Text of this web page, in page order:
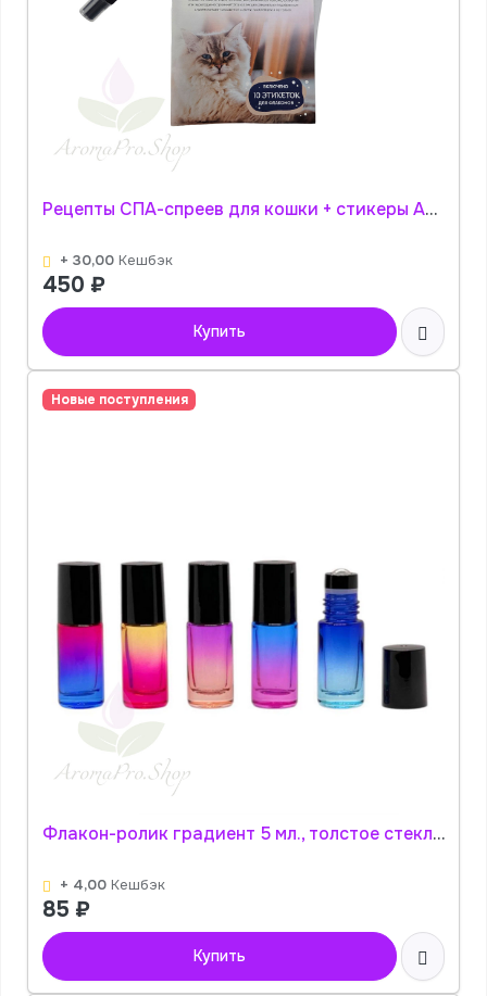
Рецепты СПА-спреев для кошки + стикеры АромаПро
+ 30,00 Кешбэк
450 ₽
Купить
Новые поступления
Флакон-ролик градиент 5 мл., толстое стекло, черная крышка (цвет в ассортименте) АромаПро
+ 4,00 Кешбэк
85 ₽
Купить